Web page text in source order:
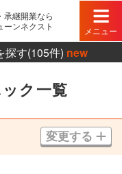
承継開業なら
ーンネクスト
メニュー
探す(105件) new
ク一覧
変更する